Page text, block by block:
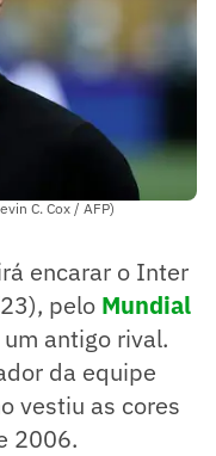
C. Cox / AFP)
encarar o Inter
pelo Mundial
antigo rival.
da equipe
vestiu as cores
2006.